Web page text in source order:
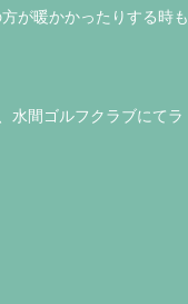
が暖かかったりする時も
水間ゴルフクラブにてラ